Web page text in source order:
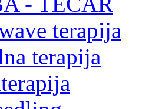
terapija
terapija